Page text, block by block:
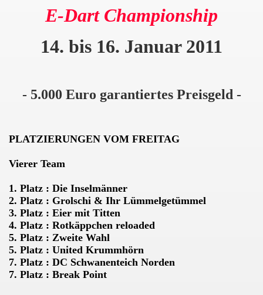
E-Dart Championship
14. bis 16. Januar 2011
- 5.000 Euro garantiertes Preisgeld -
PLATZIERUNGEN VOM FREITAG
Vierer Team
1. Platz : Die Inselmänner
2. Platz : Grolschi & Ihr Lümmelgetümmel
3. Platz : Eier mit Titten
4. Platz : Rotkäppchen reloaded
5. Platz : Zweite Wahl
5. Platz : United Krummhörn
7. Platz : DC Schwanenteich Norden
7. Platz : Break Point